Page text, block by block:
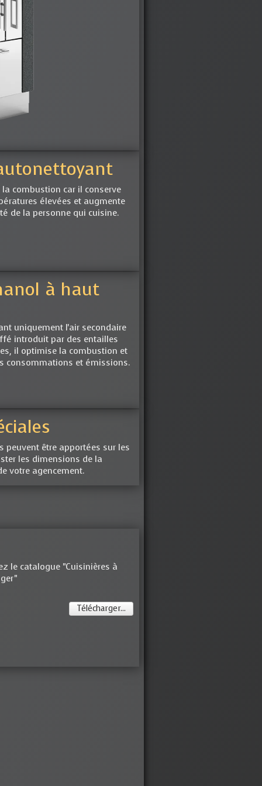
la combustion car il conserve
élevées et augmente
de la personne qui cuisine.
à haut
uniquement l'air secondaire
introduit par des entailles
il optimise la combustion et
consommations et émissions.
peuvent être apportées sur les
les dimensions de la
votre agencement.
le catalogue "Cuisinières à
Télécharger...